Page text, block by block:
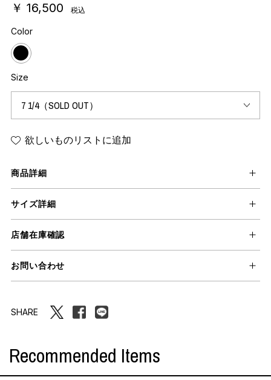
￥ 16,500 税込
Color
Size
欲しいものリストに追加
商品詳細
サイズ詳細
店舗在庫確認
お問い合わせ
SHARE
Recommended Items